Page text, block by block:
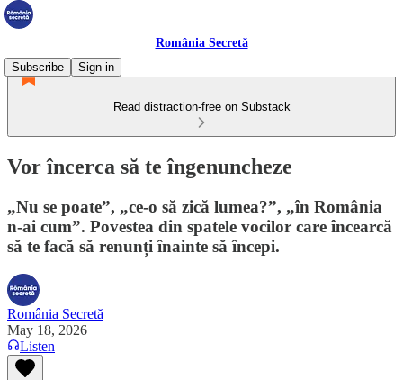
România Secretă
Subscribe
Sign in
Read distraction-free on Substack
Vor încerca să te îngenuncheze
„Nu se poate”, „ce-o să zică lumea?”, „în România
n-ai cum”. Povestea din spatele vocilor care încearcă
să te facă să renunți înainte să începi.
România Secretă
May 18, 2026
Listen